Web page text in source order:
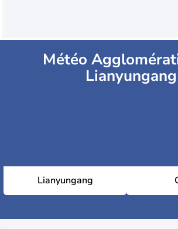
Météo
Lianyungang
Lianyungang